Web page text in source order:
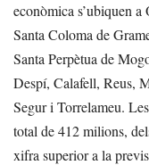
econòmica s’ubiquen
Santa Coloma de
Santa Perpètua de
Despí, Calafell, Reus,
Segur i Torrelameu.
total de 412 milions,
xifra superior a la